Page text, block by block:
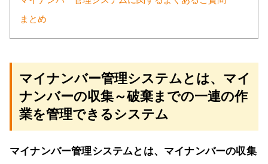
まとめ
マイナンバー管理システムとは、マイ
ナンバーの収集～破棄までの一連の作
業を管理できるシステム
マイナンバー管理システムとは、マイナンバーの収集